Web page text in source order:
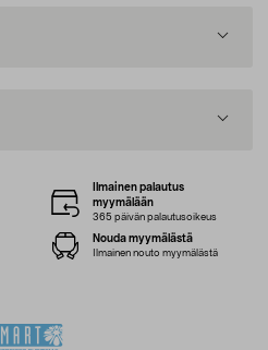
Ilmainen palautus
myymälään
365 päivän palautusoikeus
Nouda myymälästä
Ilmainen nouto myymälästä